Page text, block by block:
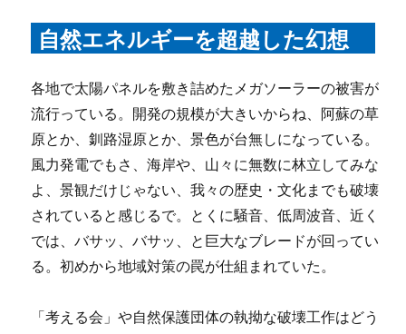
自然エネルギーを超越した幻想
各地で太陽パネルを敷き詰めたメガソーラーの被害が
流行っている。開発の規模が大きいからね、阿蘇の草
原とか、釧路湿原とか、景色が台無しになっている。
風力発電でもさ、海岸や、山々に無数に林立してみな
よ、景観だけじゃない、我々の歴史・文化までも破壊
されていると感じるで。とくに騒音、低周波音、近く
では、バサッ、バサッ、と巨大なブレードが回ってい
る。初めから地域対策の罠が仕組まれていた。
「考える会」や自然保護団体の執拗な破壊工作はどう